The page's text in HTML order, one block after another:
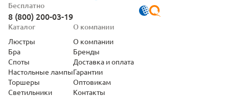
Бесплатно
8 (800) 200-03-19
Каталог
Люстры
Бра
Споты
Настольные лампы
Торшеры
Светильники
О компании
О компании
Бренды
Доставка и оплата
Гарантии
Оптовикам
Контакты